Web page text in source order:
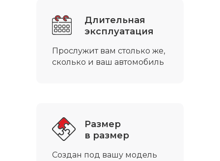
Длительная
эксплуатация
Прослужит вам столько же,
сколько и ваш автомобиль
Размер
в размер
Создан под вашу модель